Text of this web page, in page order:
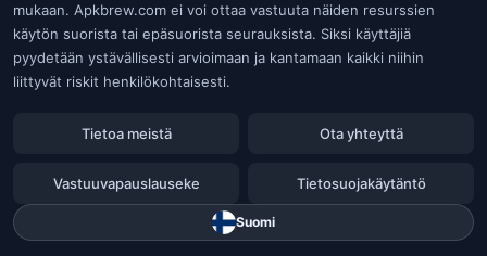
mukaan. Apkbrew.com ei voi ottaa vastuuta näiden resurssien
käytön suorista tai epäsuorista seurauksista. Siksi käyttäjiä
pyydetään ystävällisesti arvioimaan ja kantamaan kaikki niihin
liittyvät riskit henkilökohtaisesti.
Tietoa meistä Ota yhteyttä
Vastuuvapauslauseke Tietosuojakäytäntö
Suomi